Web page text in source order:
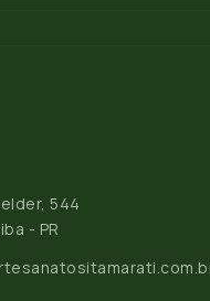
544
- PR